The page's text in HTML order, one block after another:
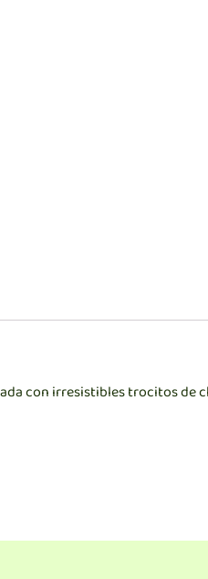
con irresistibles trocitos de